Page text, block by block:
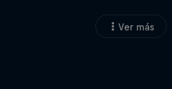
Ver más